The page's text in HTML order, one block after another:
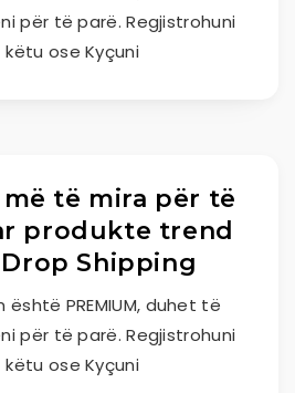
për të parë. Regjistrohuni
këtu ose Kyçuni
të mira për të
produkte trend
Shipping
është PREMIUM, duhet të
për të parë. Regjistrohuni
këtu ose Kyçuni